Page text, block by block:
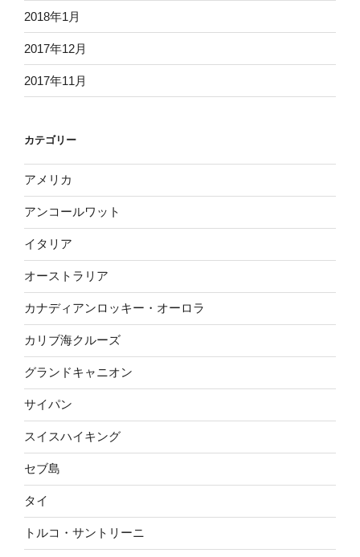
2018年1月
2017年12月
2017年11月
カテゴリー
アメリカ
アンコールワット
イタリア
オーストラリア
カナディアンロッキー・オーロラ
カリブ海クルーズ
グランドキャニオン
サイパン
スイスハイキング
セブ島
タイ
トルコ・サントリーニ